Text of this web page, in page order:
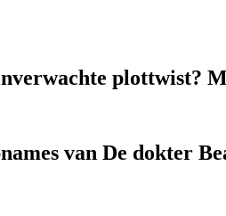
plottwist?
van De dokter